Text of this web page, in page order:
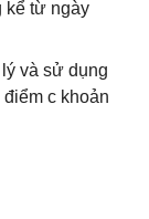
kể từ ngày
và sử dụng
c khoản